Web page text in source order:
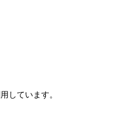
しています。